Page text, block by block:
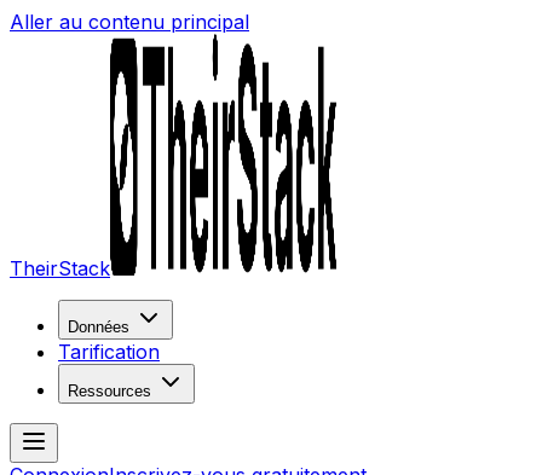
Aller au contenu principal
TheirStack
Données
Tarification
Ressources